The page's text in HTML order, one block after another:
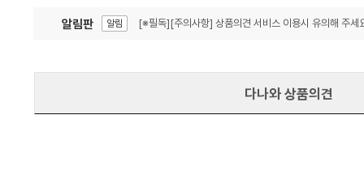
알림판 알림 [※필독][주의사항] 상품의견 서비스 이용시 유의해 주세
다나와 상품의견